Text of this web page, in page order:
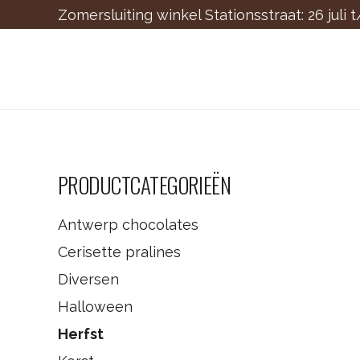
Zomersluiting winkel Stationsstraat: 26 juli
PRODUCTCATEGORIEËN
Antwerp chocolates
Cerisette pralines
Diversen
Halloween
Herfst